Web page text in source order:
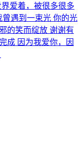
爱着，被很多很多
曾遇到一束光 你的光
的笑而绽放 谢谢有
成 因为我爱你，因